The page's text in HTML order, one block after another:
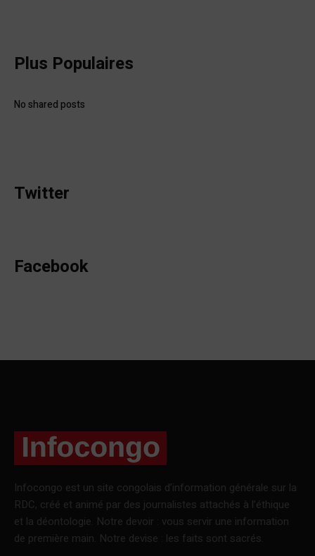
Plus Populaires
No shared posts
Twitter
Facebook
Infocongo est un site congolais d’information générale sur la
RDC, créé et animé par des journalistes attachés à l’éthique
et la déontologie. Notre devoir : vous servir une information
de première main. Notre devise : les faits sont sacrés.